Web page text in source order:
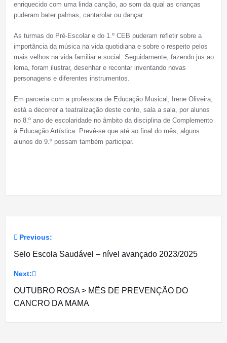
enriquecido com uma linda canção, ao som da qual as crianças
puderam bater palmas, cantarolar ou dançar.
As turmas do Pré-Escolar e do 1.º CEB puderam refletir sobre a
importância da música na vida quotidiana e sobre o respeito pelos
mais velhos na vida familiar e social. Seguidamente, fazendo jus ao
lema, foram ilustrar, desenhar e recontar inventando novas
personagens e diferentes instrumentos.
Em parceria com a professora de Educação Musical, Irene Oliveira,
está a decorrer a teatralização deste conto, sala a sala, por alunos
no 8.º ano de escolaridade no âmbito da disciplina de Complemento
à Educação Artística. Prevê-se que até ao final do mês, alguns
alunos do 9.º possam também participar.
Navegação
artigos
Previous:
Selo Escola Saudável – nível avançado 2023/2025
Next:
OUTUBRO ROSA > MÊS DE PREVENÇÃO DO
CANCRO DA MAMA